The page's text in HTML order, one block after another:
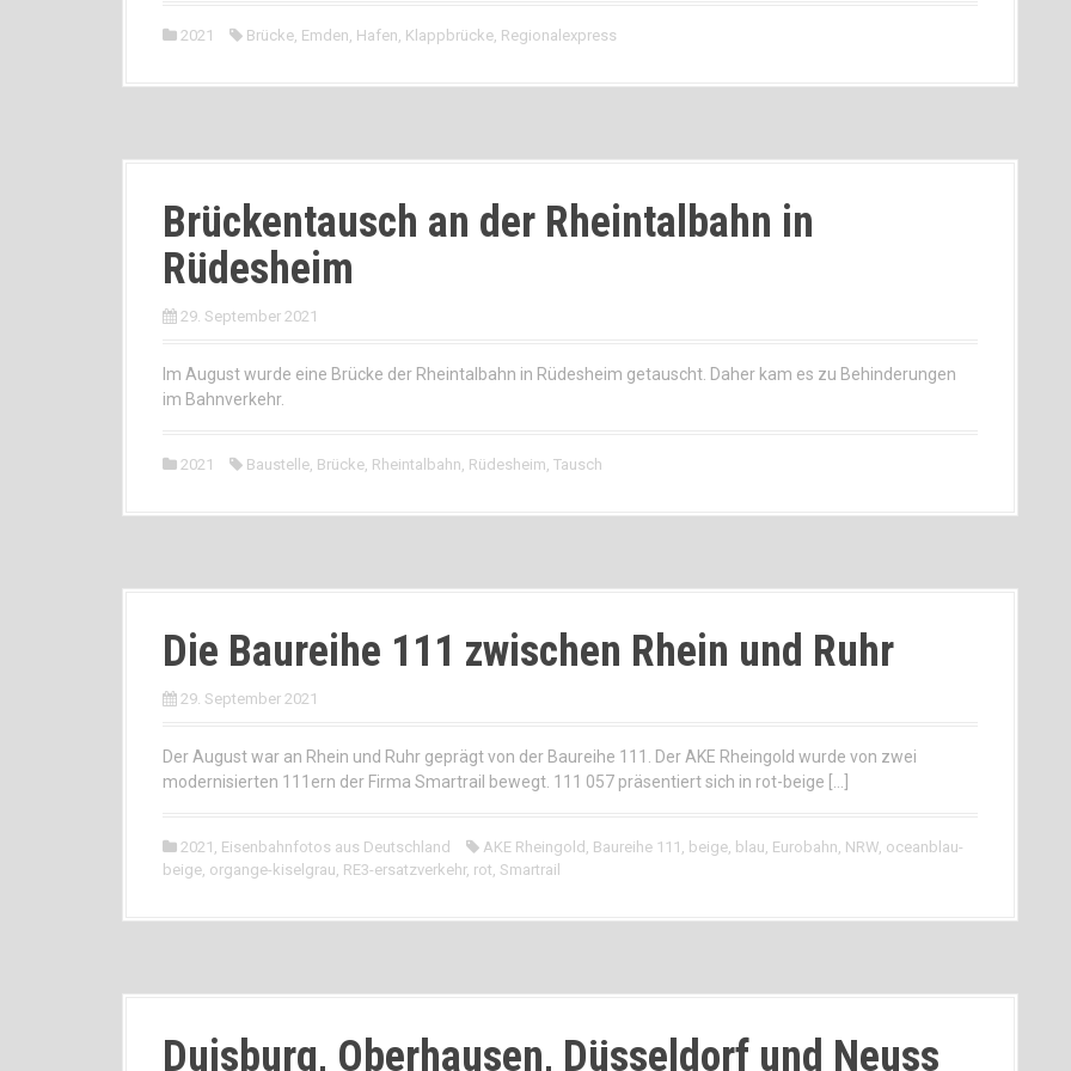
2021 Brücke, Emden, Hafen, Klappbrücke, Regionalexpress
Brückentausch an der Rheintalbahn in
Rüdesheim
29. September 2021
Im August wurde eine Brücke der Rheintalbahn in Rüdesheim getauscht. Daher kam es zu Behinderungen
im Bahnverkehr.
2021 Baustelle, Brücke, Rheintalbahn, Rüdesheim, Tausch
Die Baureihe 111 zwischen Rhein und Ruhr
29. September 2021
Der August war an Rhein und Ruhr geprägt von der Baureihe 111. Der AKE Rheingold wurde von zwei
modernisierten 111ern der Firma Smartrail bewegt. 111 057 präsentiert sich in rot-beige […]
2021 , Eisenbahnfotos aus Deutschland AKE Rheingold , Baureihe 111 , beige, blau, Eurobahn, NRW, oceanblau-
beige, organge-kiselgrau, RE3-ersatzverkehr, rot, Smartrail
Duisburg, Oberhausen, Düsseldorf und Neuss